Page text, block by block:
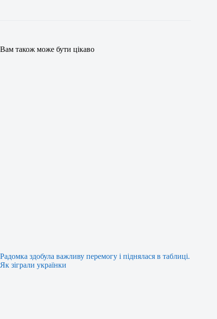
Вам також може бути цікаво
Радомка здобула важливу перемогу і піднялася в таблиці.
Як зіграли українки